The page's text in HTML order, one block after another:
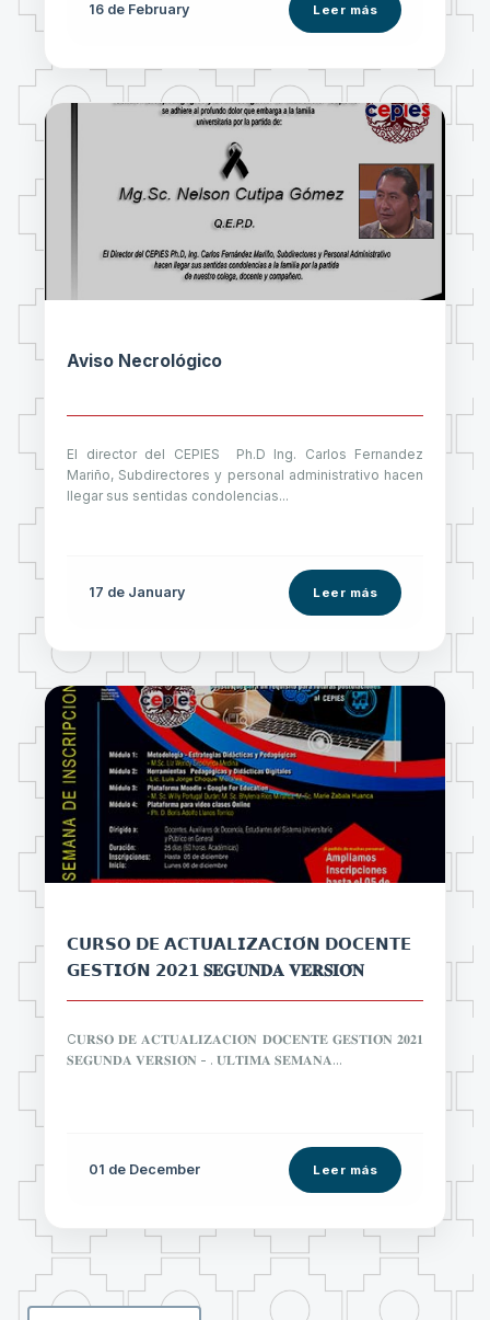
16 de February Leer más
Aviso Necrológico
El director del CEPIES Ph.D Ing. Carlos Fernandez
Mariño, Subdirectores y personal administrativo hacen
llegar sus sentidas condolencias...
17 de January Leer más
𝗖𝗨𝗥𝗦𝗢 𝗗𝗘 𝗔𝗖𝗧𝗨𝗔𝗟𝗜𝗭𝗔𝗖𝗜𝗢́𝗡 𝗗𝗢𝗖𝗘𝗡𝗧𝗘
𝗚𝗘𝗦𝗧𝗜𝗢́𝗡 𝟮𝟬𝟮𝟭 𝐒𝐄𝐆𝐔𝐍𝐃𝐀 𝐕𝐄𝐑𝐒𝐈𝐎́𝐍
C𝐔𝐑𝐒𝐎 𝐃𝐄 𝐀𝐂𝐓𝐔𝐀𝐋𝐈𝐙𝐀𝐂𝐈𝐎́𝐍 𝐃𝐎𝐂𝐄𝐍𝐓𝐄 𝐆𝐄𝐒𝐓𝐈𝐎́𝐍 𝟐𝟎𝟐𝟏
𝐒𝐄𝐆𝐔𝐍𝐃𝐀 𝐕𝐄𝐑𝐒𝐈𝐎́𝐍 - . 𝐔́𝐋𝐓𝐈𝐌𝐀 𝐒𝐄𝐌𝐀𝐍𝐀...
01 de December Leer más